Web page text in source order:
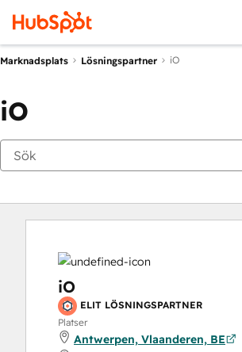
Marknadsplats Lösningspartner iO
iO
iO
ELIT LÖSNINGSPARTNER
Platser
Antwerpen, Vlaanderen, BE